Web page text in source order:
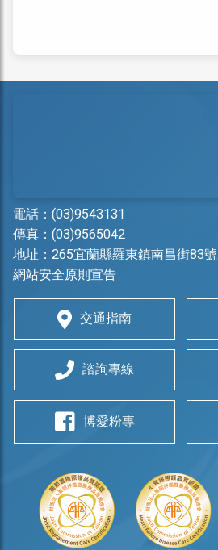
電話： (03)9543131
傳真：(03)9565042
地址： 265宜蘭縣羅東鎮南昌街83號
網站安全原則宣告
交通指南
諮詢專線
博愛粉專